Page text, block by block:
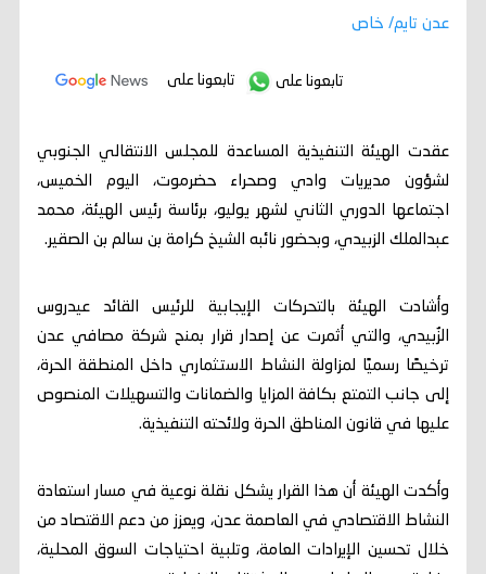
عدن تايم/ خاص
تابعونا على تابعونا على
عقدت الهيئة التنفيذية المساعدة للمجلس الانتقالي الجنوبي
لشؤون مديريات وادي وصحراء حضرموت، اليوم الخميس،
اجتماعها الدوري الثاني لشهر يوليو، برئاسة رئيس الهيئة، محمد
عبدالملك الزبيدي، وبحضور نائبه الشيخ كرامة بن سالم بن الصقير.
وأشادت الهيئة بالتحركات الإيجابية للرئيس القائد عيدروس
الزُبيدي، والتي أثمرت عن إصدار قرار بمنح شركة مصافي عدن
ترخيصًا رسميًا لمزاولة النشاط الاستثماري داخل المنطقة الحرة،
إلى جانب التمتع بكافة المزايا والضمانات والتسهيلات المنصوص
عليها في قانون المناطق الحرة ولائحته التنفيذية.
وأكدت الهيئة أن هذا القرار يشكل نقلة نوعية في مسار استعادة
النشاط الاقتصادي في العاصمة عدن، ويعزز من دعم الاقتصاد من
خلال تحسين الإيرادات العامة، وتلبية احتياجات السوق المحلية،